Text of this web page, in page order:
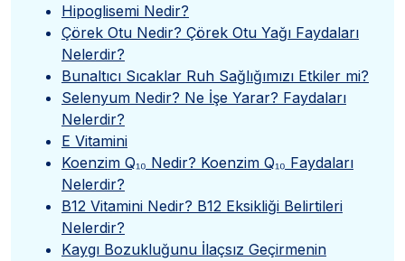
Hipoglisemi Nedir?
Çörek Otu Nedir? Çörek Otu Yağı Faydaları
Nelerdir?
Bunaltıcı Sıcaklar Ruh Sağlığımızı Etkiler mi?
Selenyum Nedir? Ne İşe Yarar? Faydaları
Nelerdir?
E Vitamini
Koenzim Q₁₀ Nedir? Koenzim Q₁₀ Faydaları
Nelerdir?
B12 Vitamini Nedir? B12 Eksikliği Belirtileri
Nelerdir?
Kaygı Bozukluğunu İlaçsız Geçirmenin